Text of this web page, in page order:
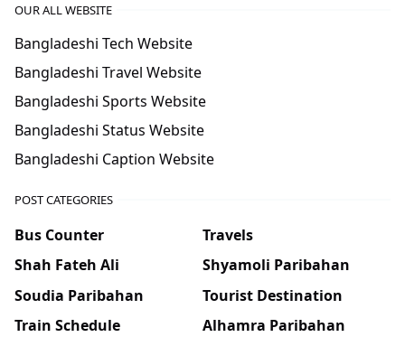
OUR ALL WEBSITE
Bangladeshi Tech Website
Bangladeshi Travel Website
Bangladeshi Sports Website
Bangladeshi Status Website
Bangladeshi Caption Website
POST CATEGORIES
Bus Counter
Travels
Shah Fateh Ali
Shyamoli Paribahan
Soudia Paribahan
Tourist Destination
Train Schedule
Alhamra Paribahan